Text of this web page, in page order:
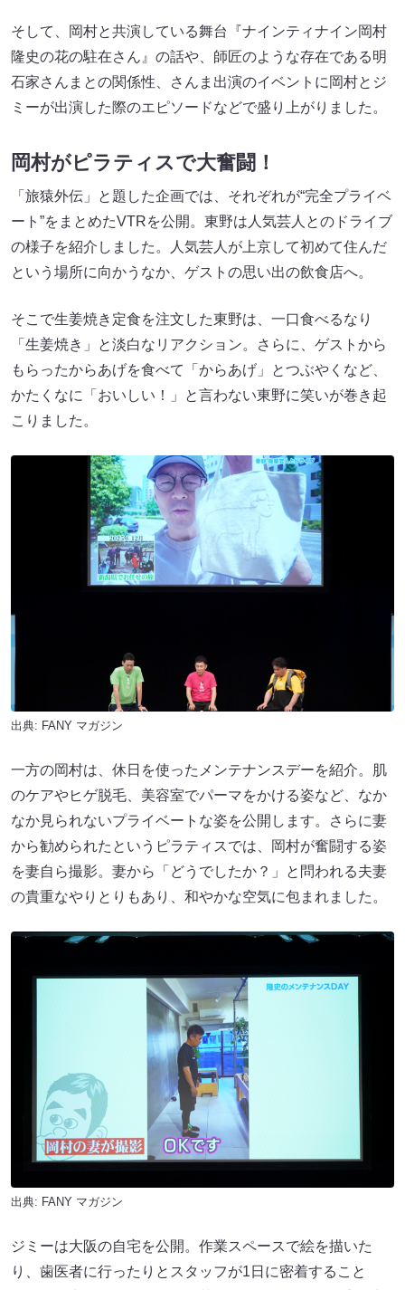
そして、岡村と共演している舞台『ナインティナイン岡村
隆史の花の駐在さん』の話や、師匠のような存在である明
石家さんまとの関係性、さんま出演のイベントに岡村とジ
ミーが出演した際のエピソードなどで盛り上がりました。
岡村がピラティスで大奮闘！
「旅猿外伝」と題した企画では、それぞれが“完全プライベ
ート”をまとめたVTRを公開。東野は人気芸人とのドライブ
の様子を紹介しました。人気芸人が上京して初めて住んだ
という場所に向かうなか、ゲストの思い出の飲食店へ。
そこで生姜焼き定食を注文した東野は、一口食べるなり
「生姜焼き」と淡白なリアクション。さらに、ゲストから
もらったからあげを食べて「からあげ」とつぶやくなど、
かたくなに「おいしい！」と言わない東野に笑いが巻き起
こりました。
出典: FANY マガジン
一方の岡村は、休日を使ったメンテナンスデーを紹介。肌
のケアやヒゲ脱毛、美容室でパーマをかける姿など、なか
なか見られないプライベートな姿を公開します。さらに妻
から勧められたというピラティスでは、岡村が奮闘する姿
を妻自ら撮影。妻から「どうでしたか？」と問われる夫妻
の貴重なやりとりもあり、和やかな空気に包まれました。
出典: FANY マガジン
ジミーは大阪の自宅を公開。作業スペースで絵を描いた
り、歯医者に行ったりとスタッフが1日に密着すること